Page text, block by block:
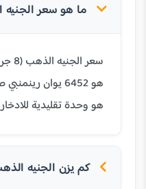
ما هو سعر الجنيه
هو وحدة تقليدية
كم يزن الجنيه